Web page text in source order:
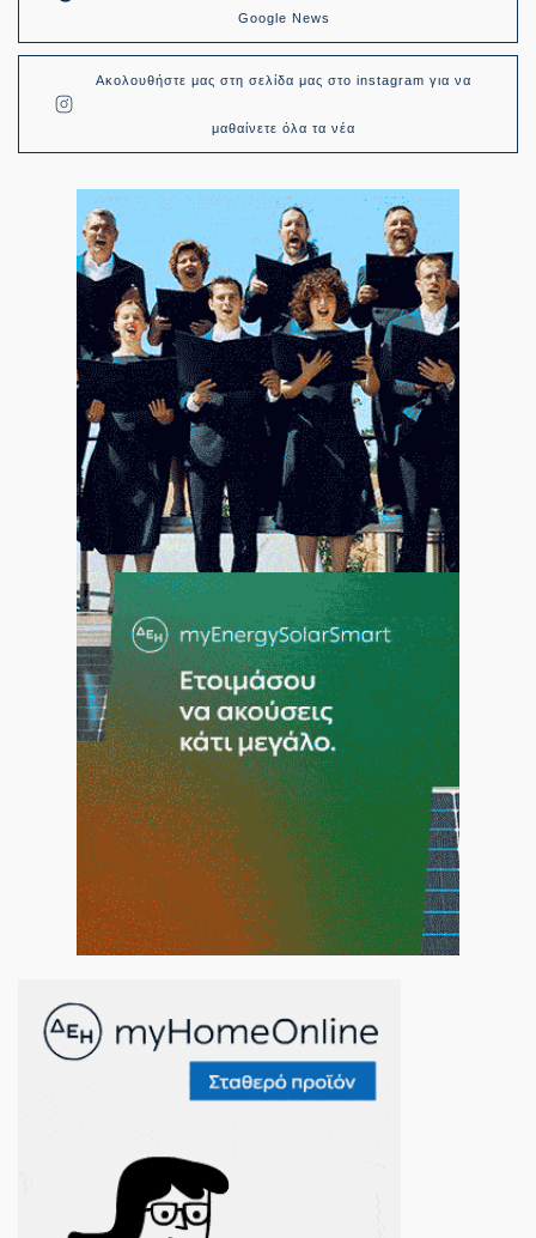
Google News
Ακολουθήστε μας στη σελίδα μας στο instagram για να
μαθαίνετε όλα τα νέα